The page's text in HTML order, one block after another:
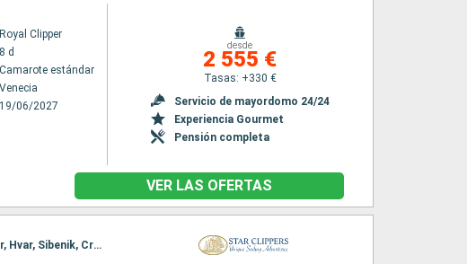
Royal Clipper
8 d
Camarote estándar
Venecia
19/06/2027
desde
2 555 €
Tasas: +330 €
Servicio de mayordomo 24/24
Experiencia Gourmet
Pensión completa
VER LAS OFERTAS
Itinerario : El Pireo Atenas, Milos, La Canee, Githion, Katakolon, Saranda, Kotor, Hvar, Sibenik, Cres, Venecia